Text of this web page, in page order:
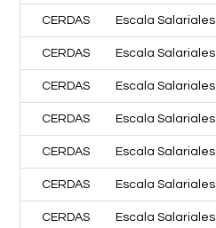
CERDAS Escala Salariales
CERDAS Escala Salariales
CERDAS Escala Salariales
CERDAS Escala Salariales
CERDAS Escala Salariales
CERDAS Escala Salariales
CERDAS Escala Salariales